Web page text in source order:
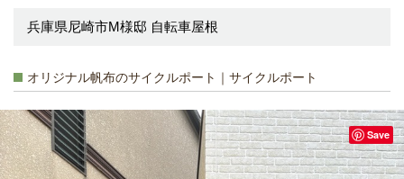
兵庫県尼崎市M様邸 自転車屋根
オリジナル帆布のサイクルポート｜サイクルポート
Save